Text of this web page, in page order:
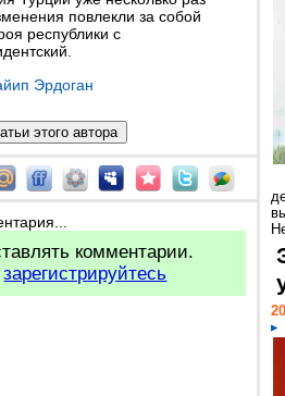
повлекли за собой
республики с
Эрдоган
комментарии.
зарегистрируйтесь